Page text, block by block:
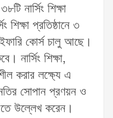
নার্সিং শিক্ষা
শিক্ষা প্রতিষ্ঠানে ৩
কোর্স চালু আছে।
নার্সিং শিক্ষা,
করার লক্ষ্যে এ
সোপান প্রণয়ন ও
উল্লেখ করেন।